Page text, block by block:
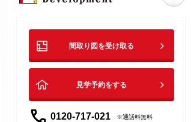
間取り図を受け取る
見学予約をする
0120-717-021 通話料無料